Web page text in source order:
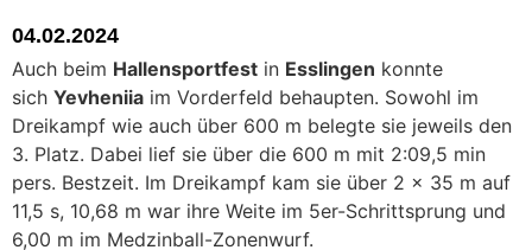
04.02.2024
Auch beim Hallensportfest in Esslingen konnte
sich Yevheniia im Vorderfeld behaupten. Sowohl im
Dreikampf wie auch über 600 m belegte sie jeweils den
3. Platz. Dabei lief sie über die 600 m mit 2:09,5 min
pers. Bestzeit. Im Dreikampf kam sie über 2 x 35 m auf
11,5 s, 10,68 m war ihre Weite im 5er-Schrittsprung und
6,00 m im Medzinball-Zonenwurf.